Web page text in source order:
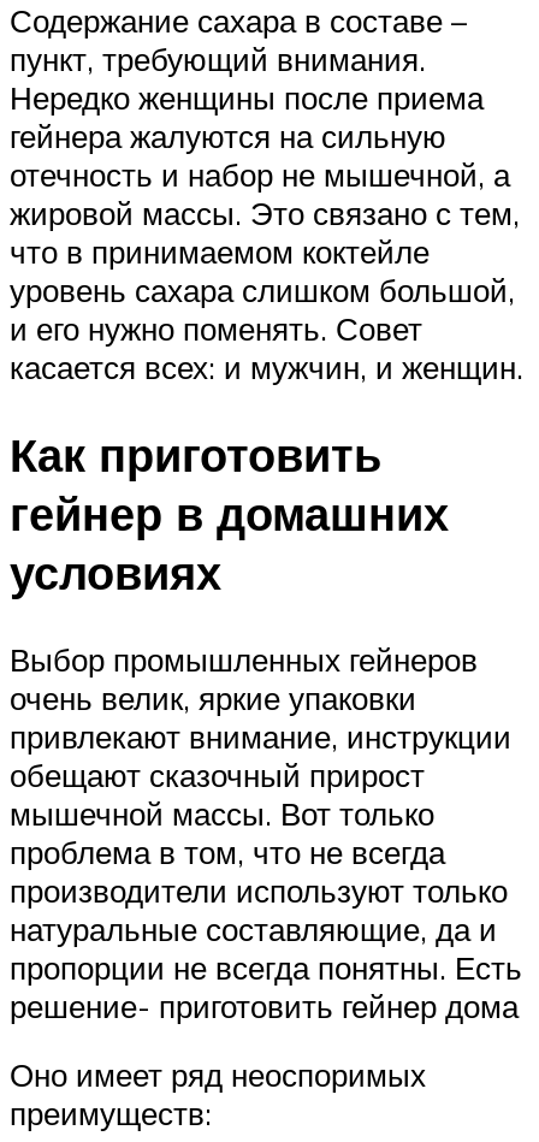
Содержание сахара в составе –
пункт, требующий внимания.
Нередко женщины после приема
гейнера жалуются на сильную
отечность и набор не мышечной, а
жировой массы. Это связано с тем,
что в принимаемом коктейле
уровень сахара слишком большой,
и его нужно поменять. Совет
касается всех: и мужчин, и женщин.
Как приготовить
гейнер в домашних
условиях
Выбор промышленных гейнеров
очень велик, яркие упаковки
привлекают внимание, инструкции
обещают сказочный прирост
мышечной массы. Вот только
проблема в том, что не всегда
производители используют только
натуральные составляющие, да и
пропорции не всегда понятны. Есть
решение- приготовить гейнер дома
Оно имеет ряд неоспоримых
преимуществ: